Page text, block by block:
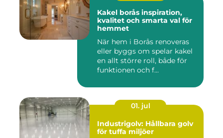
Kakel borås inspiration,
kvalitet och smarta val för
hemmet
När hem i Borås renoveras
eller byggs om spelar kakel
en allt större roll, både för
funktionen och f...
01. jul
Industrigolv: Hållbara golv
för tuffa miljöer